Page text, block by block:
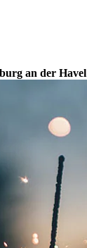
an der Havel